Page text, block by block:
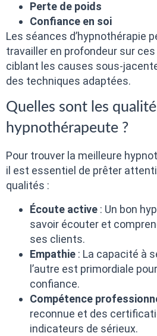
Perte de poids
Confiance en soi
Les séances d’hypnothérapie
travailler en profondeur sur
ciblant les causes sous-
des techniques adaptées.
Quelles sont les
hypnothérapeute ?
Pour trouver la meilleure
il est essentiel de prêter
qualités :
Écoute active : Un bon
savoir écouter et
ses clients.
Empathie : La capacité à
l’autre est primordiale
confiance.
Compétence
reconnue et des
indicateurs de sérieux.